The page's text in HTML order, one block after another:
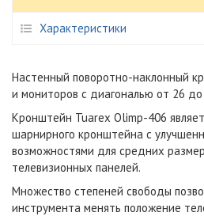
Характеристики
Настенный поворотно-наклонный
и мониторов с диагональю от 26
Кронштейн Tuarex Olimp-406
шарнирного кронштейна с
возможностями для средних
телевизионных панелей.
Множество степеней свободы
инструмента менять положение